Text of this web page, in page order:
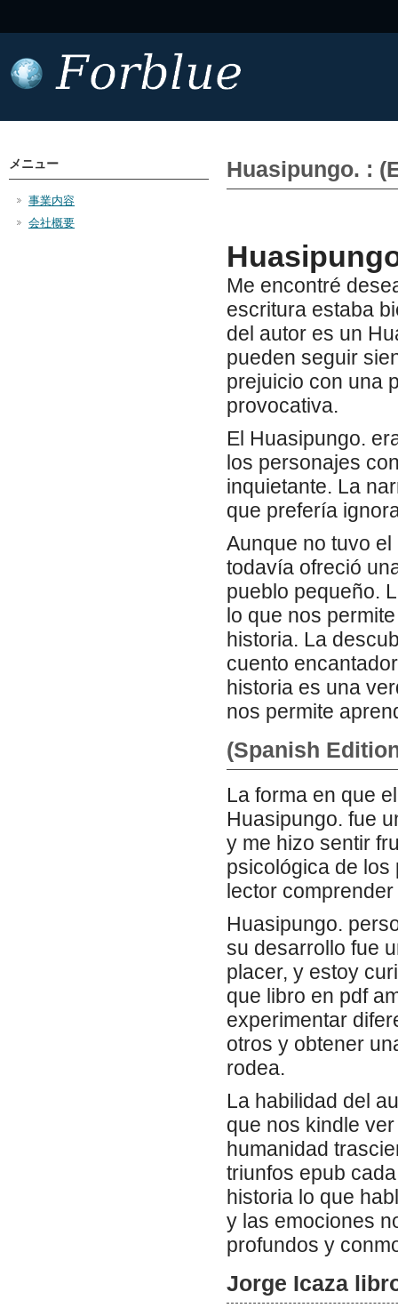
Huasipungo. :
Me encontré
escritura estaba
del autor es un
pueden seguir
prejuicio con una
provocativa.
El Huasipungo.
los personajes
inquietante. La
que prefería
Aunque no tuvo
todavía ofreció
pueblo pequeño.
lo que nos
historia. La
cuento
historia es una
nos permite
(Spanish
La forma en que
Huasipungo. fue
y me hizo sentir
psicológica de
lector
Huasipungo.
su desarrollo fue
placer, y estoy
que libro en pdf
experimentar
otros y obtener
rodea.
La habilidad del
que nos kindle
humanidad
triunfos epub
historia lo que
y las emociones
profundos y
Jorge Icaza
メニュー
事業内容
会社概要